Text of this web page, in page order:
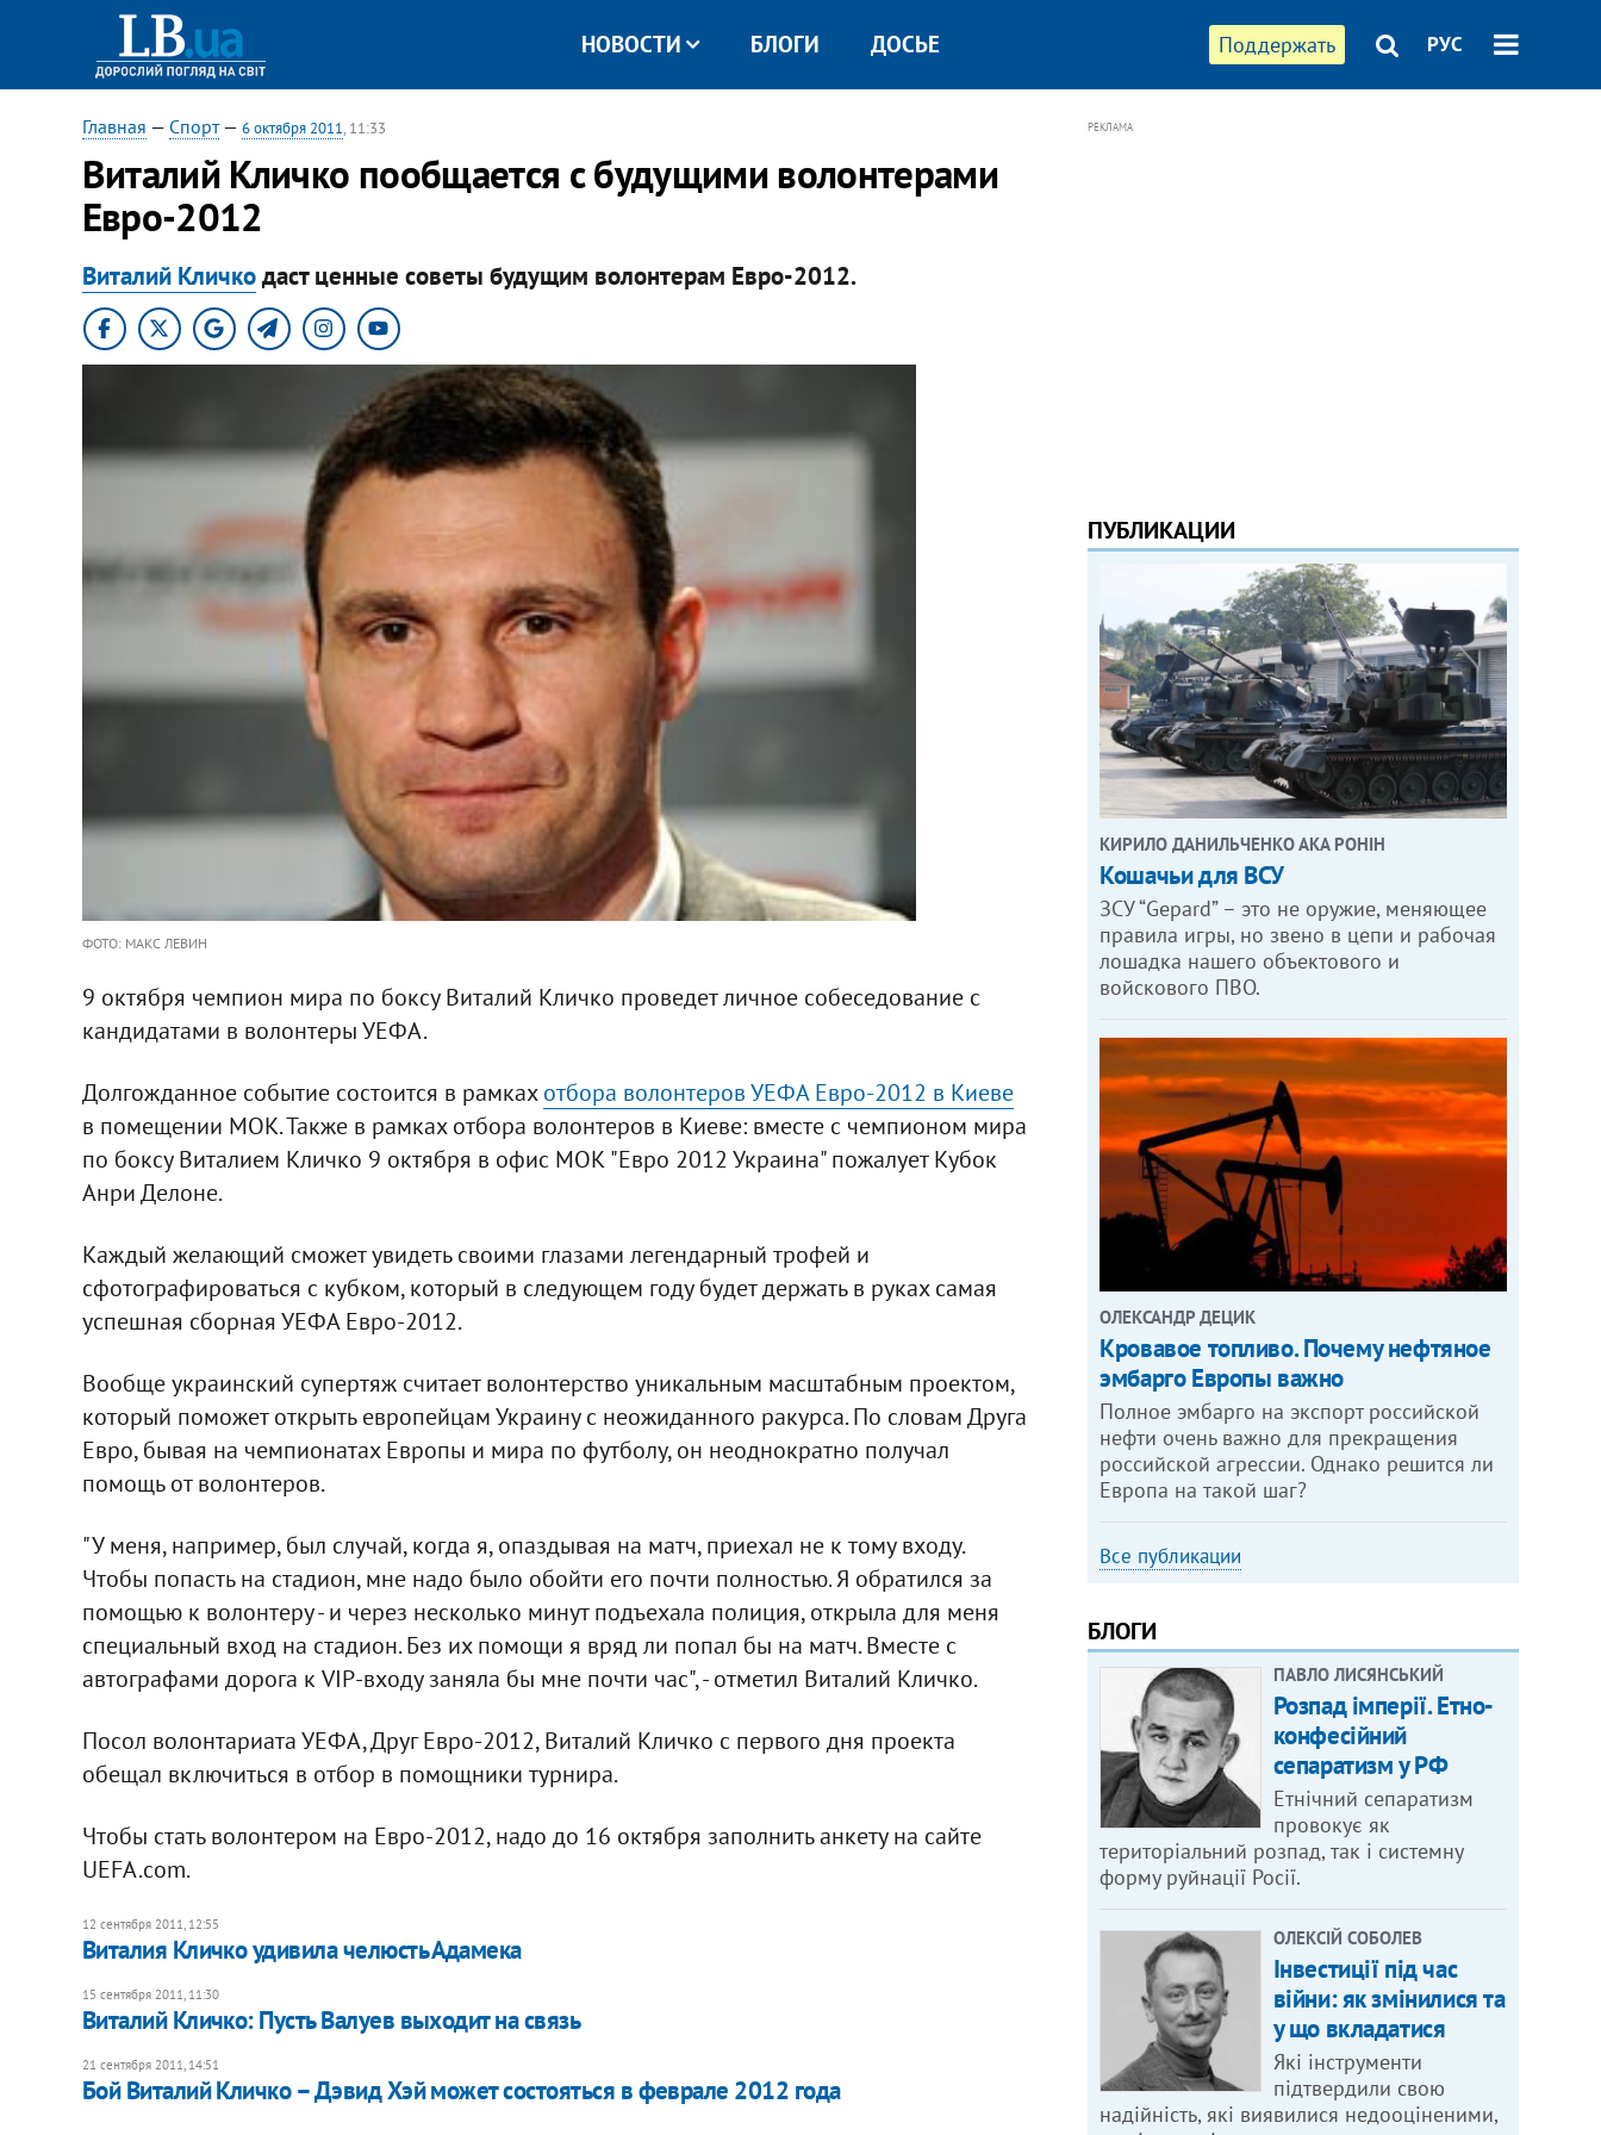
Поддержать РУС
НОВОСТИ БЛОГИ ДОСЬЕ
Главная — Спорт— 6 октября 2011, 11:33
Виталий Кличко пообщается с будущими волонтерами
Евро-2012
Виталий Кличкодаст ценные советы будущим волонтерам Евро-2012.
ФОТО: МАКС ЛЕВИН
9 октября чемпион мира по боксу Виталий Кличко проведет личное собеседование с
кандидатами в волонтеры УЕФА.
Долгожданное событие состоится в рамкахотбора волонтеров УЕФА Евро-2012 в Киеве
в помещении МОК. Также в рамках отбора волонтеров в Киеве: вместе с чемпионом мира
по боксу Виталием Кличко 9 октября в офис МОК "Евро 2012 Украина" пожалует Кубок
Анри Делоне.
Каждый желающий сможет увидеть своими глазами легендарный трофей и
сфотографироваться с кубком, который в следующем году будет держать в руках самая
успешная сборная УЕФА Евро-2012.
Вообще украинский супертяж считает волонтерство уникальным масштабным проектом,
который поможет открыть европейцам Украину с неожиданного ракурса. По словам Друга
Евро, бывая на чемпионатах Европы и мира по футболу, он неоднократно получал
помощь от волонтеров.
"У меня, например, был случай, когда я, опаздывая на матч, приехал не к тому входу.
Чтобы попасть на стадион, мне надо было обойти его почти полностью. Я обратился за
помощью к волонтеру - и через несколько минут подъехала полиция, открыла для меня
специальный вход на стадион. Без их помощи я вряд ли попал бы на матч. Вместе с
автографами дорога к VIP-входу заняла бы мне почти час", - отметил Виталий Кличко.
Посол волонтариата УЕФА, Друг Евро-2012, Виталий Кличко с первого дня проекта
обещал включиться в отбор в помощники турнира.
Чтобы стать волонтером на Евро-2012, надо до 16 октября заполнить анкету на сайте
UEFA.com.
12 сентября 2011, 12:55
Виталия Кличко удивила челюсть Адамека
15 сентября 2011, 11:30
Виталий Кличко: Пусть Валуев выходит на связь
21 сентября 2011, 14:51
Бой Виталий Кличко – Дэвид Хэй может состояться в феврале 2012 года
РЕКЛАМА
ПУБЛИКАЦИИ
КИРИЛО ДАНИЛЬЧЕНКО АКА РОНІН
Кошачьи для ВСУ
ЗСУ “Gepard” – это не оружие, меняющее
правила игры, но звено в цепи и рабочая
лошадка нашего объектового и
войскового ПВО.
ОЛЕКСАНДР ДЕЦИК
Кровавое топливо. Почему нефтяное
эмбарго Европы важно
Полное эмбарго на экспорт российской
нефти очень важно для прекращения
российской агрессии. Однако решится ли
Европа на такой шаг?
Все публикации
БЛОГИ
ПАВЛО ЛИСЯНСЬКИЙ
Розпад імперії. Етно-
конфесійний
сепаратизм у РФ
Етнічний сепаратизм
провокує як
територіальний розпад, так і системну
форму руйнації Росії.
ОЛЕКСІЙ СОБОЛЕВ
Інвестиції під час
війни: як змінилися та
у що вкладатися
Які інструменти
підтвердили свою
надійність, які виявилися недооціненими,